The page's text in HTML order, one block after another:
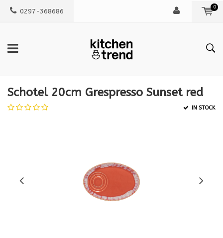
0297-368686
0
Schotel 20cm Grespresso Sunset red
IN STOCK